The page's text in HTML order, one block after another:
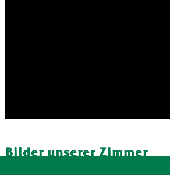
Bilder unserer Zimmer